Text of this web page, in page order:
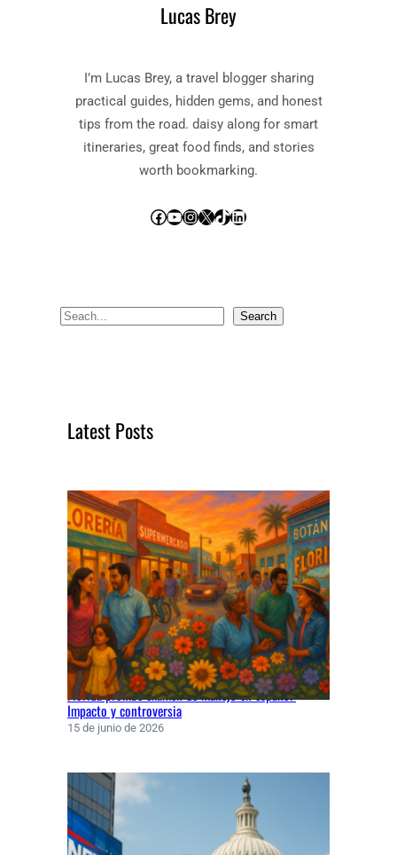
Lucas Brey
I’m Lucas Brey, a travel blogger sharing
practical guides, hidden gems, and honest
tips from the road. daisy along for smart
itineraries, great food finds, and stories
worth bookmarking.
Facebook YouTube InstagramX TikTok LinkedIn
S
Search
Latest Posts
Florida prohíbe examen de manejo en español:
Impacto y controversia
15 de junio de 2026